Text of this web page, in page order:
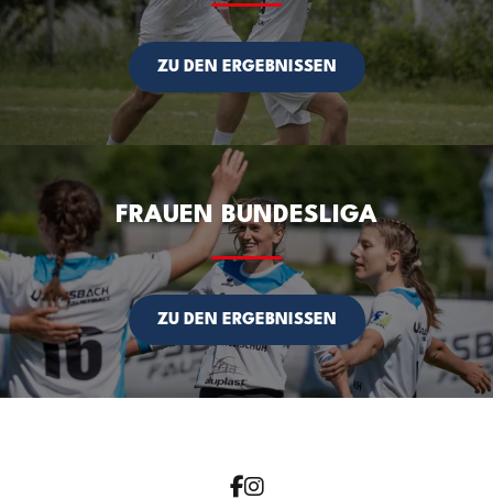
ZU DEN ERGEBNISSEN
FRAUEN BUNDESLIGA
ZU DEN ERGEBNISSEN